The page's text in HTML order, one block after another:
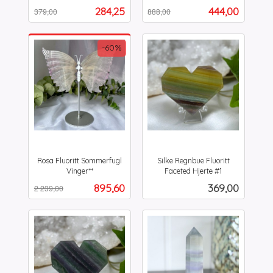
Tilbud
284,25
379,00
mva.
Tilbud
444,00
888,00
mva.
Rosa Fluoritt Sommerfugl
Vinger**
Tilbud
895,60
2 239,00
-60%
mva.
Silke Regnbue Fluoritt
Faceted Hjerte #1
Pris
369,00